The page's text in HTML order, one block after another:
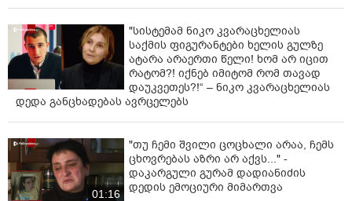
"სისტემამ ნიკო კვარაცხელიას
საქმის ფიგურანტები ხელის გულზე
ატარა არაერთი წელი! ხომ არ იცით
რატომ?! იქნებ იმიტომ რომ თავად
დაუკვეთეს?!“ – ნიკო კვარაცხელიას
დედა განცხადებას ავრცელებს
01:16
"თუ ჩემი შვილი ცოცხალი არაა, ჩემს
ცხოვრებას აზრი არ აქვს..." -
დაკარგული გურამ დადიანიძის
დედის ემოციური მიმართვა